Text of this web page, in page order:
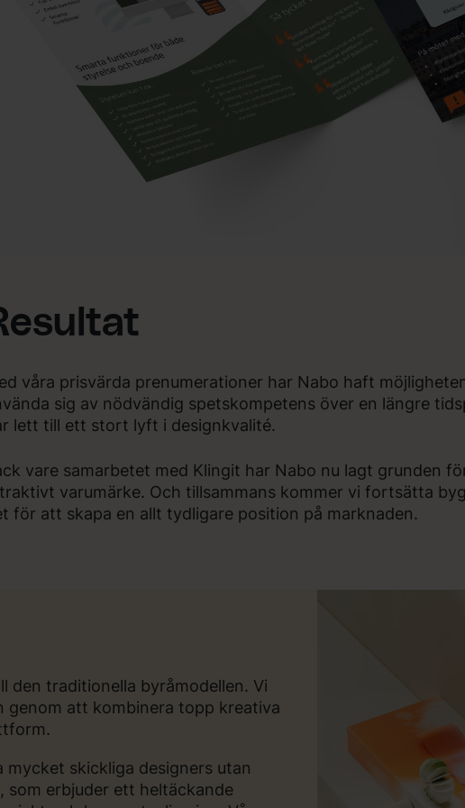
våra prisvärda prenumerationer har Nabo haft
sig av nödvändig spetskompetens över en längre
lett till ett stort lyft i designkvalité.
vare samarbetet med Klingit har Nabo nu lagt grunden
varumärke. Och tillsammans kommer vi fortsätta
för att skapa en allt tydligare position på marknaden.
den traditionella byråmodellen. Vi
genom att kombinera topp kreativa
skickliga designers utan
som erbjuder ett heltäckande